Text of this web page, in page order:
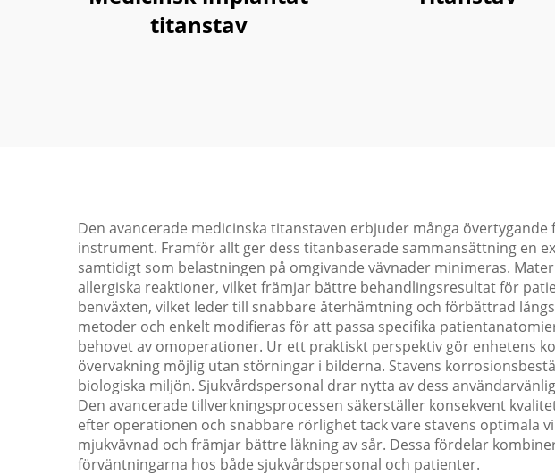
titanstav
Den avancerade medicinska titanstaven erbjuder många
instrument. Framför allt ger dess titanbaserade sammansättning en
samtidigt som belastningen på omgivande vävnader minimeras.
allergiska reaktioner, vilket främjar bättre behandlingsresultat för
benväxten, vilket leder till snabbare återhämtning och förbättrad
metoder och enkelt modifieras för att passa specifika
behovet av omoperationer. Ur ett praktiskt perspektiv gör enhetens
övervakning möjlig utan störningar i bilderna. Stavens
biologiska miljön. Sjukvårdspersonal drar nytta av dess
Den avancerade tillverkningsprocessen säkerställer konsekvent
efter operationen och snabbare rörlighet tack vare stavens optimala
mjukvävnad och främjar bättre läkning av sår. Dessa fördelar
förväntningarna hos både sjukvårdspersonal och patienter.